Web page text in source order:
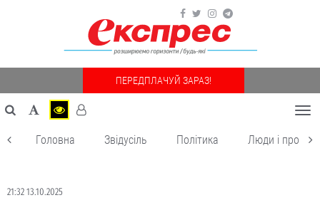
ПЕРЕДПЛАЧУЙ ЗАРАЗ!
Головна Звідусіль Політика Люди і
21:32 13.10.2025